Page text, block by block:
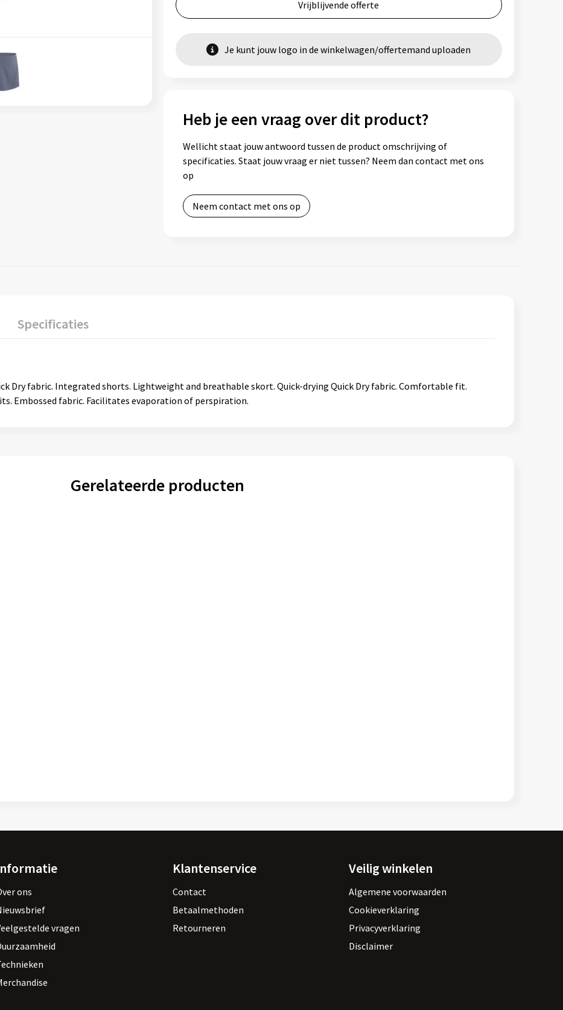
Vrijblijvende offerte
Je kunt jouw logo in de winkelwagen/offertemand uploaden
Heb je een vraag over dit product?
Wellicht staat jouw antwoord tussen de product omschrijving of
specificaties. Staat jouw vraag er niet tussen? Neem dan contact met ons
op
Neem contact met ons op
Specificaties
Dry fabric. Integrated shorts. Lightweight and breathable skort. Quick-drying Quick Dry fabric. Comfortable fit.
Embossed fabric. Facilitates evaporation of perspiration.
Gerelateerde producten
ons
vragen
Klantenservice
Contact
Betaalmethoden
Retourneren
Veilig winkelen
Algemene voorwaarden
Cookieverklaring
Privacyverklaring
Disclaimer